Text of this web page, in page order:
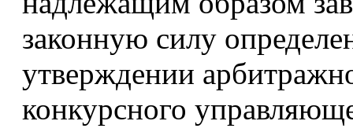
законную силу
утверждении
конкурсного